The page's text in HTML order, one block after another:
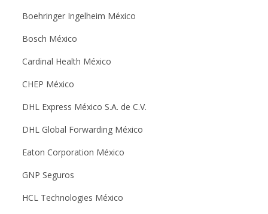
Boehringer Ingelheim México
Bosch México
Cardinal Health México
CHEP México
DHL Express México S.A. de C.V.
DHL Global Forwarding México
Eaton Corporation México
GNP Seguros
HCL Technologies México